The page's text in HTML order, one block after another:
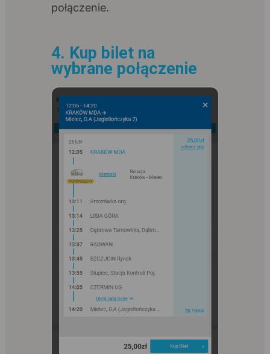
połączenie.
4. Kup bilet na
wybrane połączenie